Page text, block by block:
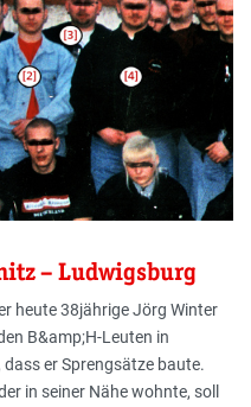
– Ludwigsburg
heute 38jährige Jörg Winter
B&amp;H-Leuten in
er Spreng­sätze baute.
in seiner Nähe wohnte, soll